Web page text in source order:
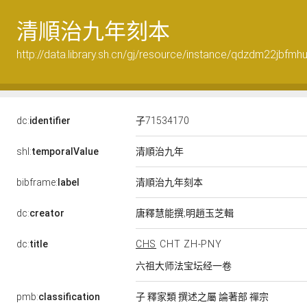
清順治九年刻本
http://data.library.sh.cn/gj/resource/instance/
dc:identifier 子71534170
shl:temporalValue 清順治九年
bibframe: label 清順治九年刻本
dc:creator 唐釋慧能撰;明趙玉芝輯
dc:title CHS CHT ZH-PNY
六祖大师法宝坛经一卷
pmb:classification 子 釋家類 撰述之屬 論著部 禪宗